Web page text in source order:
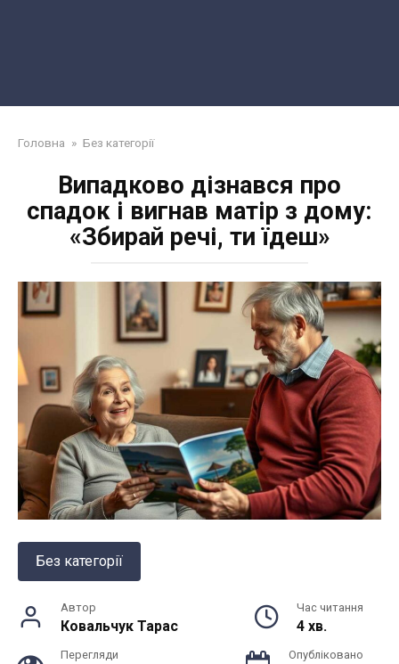
Головна » Без категорії
Випадково дізнався про
спадок і вигнав матір з дому:
«Збирай речі, ти їдеш»
Без категорії
Автор
Ковальчук Тарас
Час читання
4 хв.
Перегляди Опубліковано